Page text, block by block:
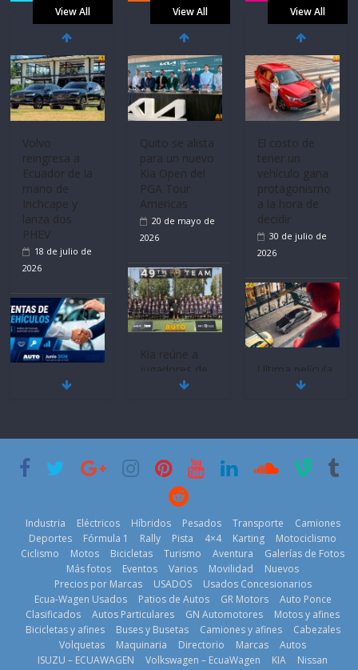
View All
Volvo
reingresa a
Ecuador de la
mano de
Inchcape y
lanza dos
PHEV
18 de julio de
2026
Mercado
historia
11 de julio de
BMW, Toyota,
Bosch y
prueban flota
View All
Quito se alista
para un nuevo
Kia Open del
PGA Tour
Americas
20 de mayo de
2026
Kia reúne a
jugadores de
fútbol de todo
2026
La Vuelta al
Ecuador 2026,
edición 47ª,
recorre 7
provincias en 8
días
View All
El costo de
tener un
vehículo gana
protagonismo
a la hora de
decidir
30 de julio de
2026
Ultima película
‘Spider‑Man:
29 de julio de
¿Qué puede
pasar con tu
vehículo si
permanece
varios días sin
Industria Eléctricos Híbridos Pesados Transporte
Camiones
Deportes
Fórmula 1 Rally Pista 4×4 Karting
Motociclismo
Ciclismo
Motos Bicicletas Turismo Aventura
Galerías de Fotos
Más fotos
Eventos Varios Movilidad
Nuevos
Precios por Marcas
USADOS
Usados Concesionarios
Ecua-Wagen Usados
Patios de Autos GR Motors
Auto Ponce
Clasificados
Autos Particulares GN Automotores
Motos y afines
Bicicletas y afines
Buses y Busetas Camiones y afines
Cabezales
Volquetas
Maquinaria Directorio Marcas
Autos
ISUZU – ECUAWAGEN
Volkswagen – EcuaWagen KIA
Nissan